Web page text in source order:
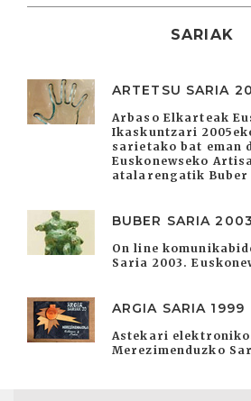
SARIAK
ARTETSU SARIA
Arbaso Elkarteak
Ikaskuntzari
sarietako bat eman
Euskonewseko
atalarengatik Buber
BUBER SARIA 2003
On line
Saria 2003.
ARGIA SARIA 1999
Astekari
Merezimenduzko